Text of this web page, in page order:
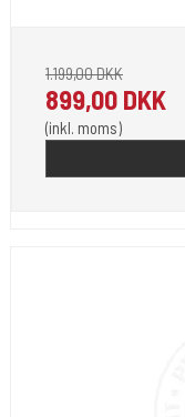
1.199,00 DKK
899,00 DKK
(inkl. moms)